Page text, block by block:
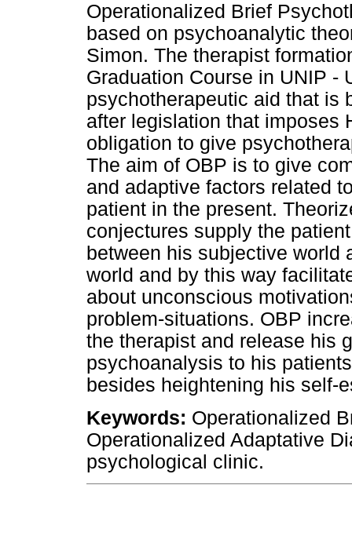
Operationalized Brief
based on psychoanalytic
Simon. The therapist
Graduation Course in UNIP -
psychotherapeutic aid that is
after legislation that imposes
obligation to give
The aim of OBP is to give
and adaptive factors related
patient in the present.
conjectures supply the
between his subjective world
world and by this way
about unconscious
problem-situations. OBP
the therapist and release his
psychoanalysis to his
besides heightening his self-
Keywords: Operationalized
Operationalized Adaptative
psychological clinic.